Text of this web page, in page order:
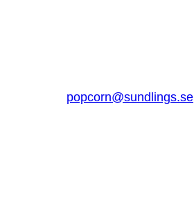
popcorn@sundlings.se